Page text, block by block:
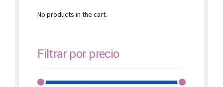
No products in the cart.
Filtrar por precio